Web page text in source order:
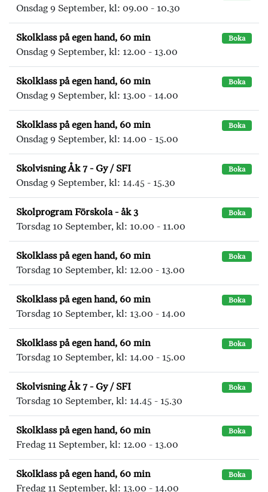
Onsdag 9 September, kl: 09.00 - 10.30
Skolklass på egen hand, 60 min Boka
Onsdag 9 September, kl: 12.00 - 13.00
Skolklass på egen hand, 60 min Boka
Onsdag 9 September, kl: 13.00 - 14.00
Skolklass på egen hand, 60 min Boka
Onsdag 9 September, kl: 14.00 - 15.00
Skolvisning Åk 7 - Gy / SFI Boka
Onsdag 9 September, kl: 14.45 - 15.30
Skolprogram Förskola - åk 3 Boka
Torsdag 10 September, kl: 10.00 - 11.00
Skolklass på egen hand, 60 min Boka
Torsdag 10 September, kl: 12.00 - 13.00
Skolklass på egen hand, 60 min Boka
Torsdag 10 September, kl: 13.00 - 14.00
Skolklass på egen hand, 60 min Boka
Torsdag 10 September, kl: 14.00 - 15.00
Skolvisning Åk 7 - Gy / SFI Boka
Torsdag 10 September, kl: 14.45 - 15.30
Skolklass på egen hand, 60 min Boka
Fredag 11 September, kl: 12.00 - 13.00
Skolklass på egen hand, 60 min Boka
Fredag 11 September, kl: 13.00 - 14.00